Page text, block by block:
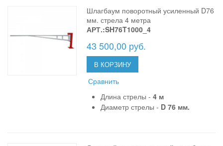
Шлагбаум поворотный усиленный D76
мм. стрела 4 метра
АРТ.:SH76T1000_4
43 500,00 руб.
В КОРЗИНУ
Сравнить
Длина стрелы -4 м
Диаметр стрелы - D 76 мм.